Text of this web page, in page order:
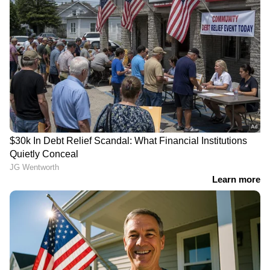
വ്യതിയാനത്തെത്തുടർന്നുണ്ടായ അപകടങ്ങൾ
പ്രവാസികൾക്കിടയിൽ വലിയ
ആശങ്കയുണ്ടാക്കുന്നുണ്ട്.
കുവൈത്തിൽ അനധികൃത
ഗർഭച്ഛിദ്രം;
രഹസ്യാന്വേഷണത്തിൽ
ഗൈനക്കോളജിസ്റ്റ്
അറസ്റ്റിൽ
എൺപതാണ്ടിന്‍റെ
പൈതൃകം; റിയാദിലെ
ചരിത്രപ്രസിദ്ധമായ 'റെഡ്
പാലസ്' ഹോട്ടലാകുന്നു,
പുതിയ ലോഗോ
പ്രവാസികൾക്ക് സന്തോഷ
വാർത്ത; സൗദിയിൽ
തൊഴിൽ സ്ഥാപനങ്ങളിൽ
സൗദിയിലെ
താമസസ്ഥലത്തിന് സമീപം
മലയാളി യുവാവിനെ മരിച്ച